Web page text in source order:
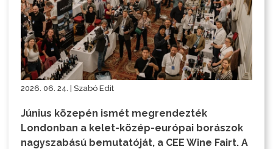
2026. 06. 24. | Szabó Edit
Június közepén ismét megrendezték
Londonban a kelet-közép-európai borászok
nagyszabású bemutatóját, a CEE Wine Fairt. A